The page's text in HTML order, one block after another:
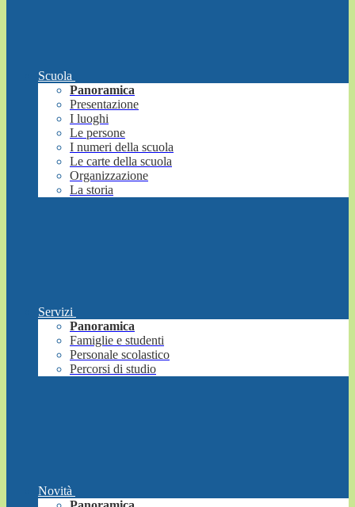
Scuola
Panoramica
Presentazione
I luoghi
Le persone
I numeri della scuola
Le carte della scuola
Organizzazione
La storia
Servizi
Panoramica
Famiglie e studenti
Personale scolastico
Percorsi di studio
Novità